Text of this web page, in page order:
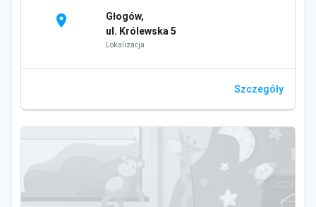
location_on
Głogów,
ul. Królewska 5
Lokalizacja
Szczegóły